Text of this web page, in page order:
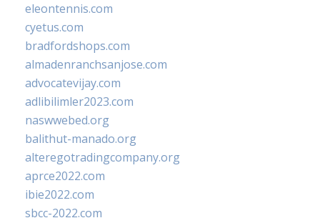
eleontennis.com
cyetus.com
bradfordshops.com
almadenranchsanjose.com
advocatevijay.com
adlibilimler2023.com
naswwebed.org
balithut-manado.org
alteregotradingcompany.org
aprce2022.com
ibie2022.com
sbcc-2022.com